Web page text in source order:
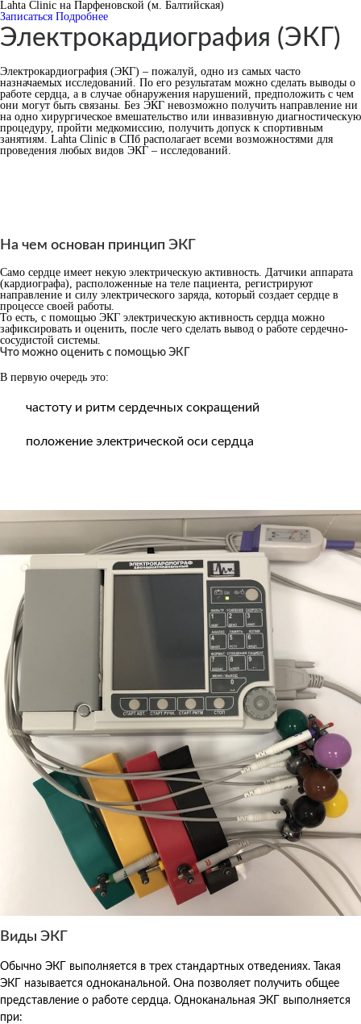
Lahta Clinic на Парфеновской (м. Балтийская)
Записаться Подробнее
Электрокардиография (ЭКГ)
Электрокардиография (ЭКГ) – пожалуй, одно из самых часто
назначаемых исследований. По его результатам можно сделать выводы о
работе сердца, а в случае обнаружения нарушений, предположить с чем
они могут быть связаны. Без ЭКГ невозможно получить направление ни
на одно хирургическое вмешательство или инвазивную диагностическую
процедуру, пройти медкомиссию, получить допуск к спортивным
занятиям. Lahta Clinic в СПб располагает всеми возможностями для
проведения любых видов ЭКГ – исследований.
На чем основан принцип ЭКГ
Само сердце имеет некую электрическую активность. Датчики аппарата
(кардиографа), расположенные на теле пациента, регистрируют
направление и силу электрического заряда, который создает сердце в
процессе своей работы.
То есть, с помощью ЭКГ электрическую активность сердца можно
зафиксировать и оценить, после чего сделать вывод о работе сердечно-
сосудистой системы.
Что можно оценить с помощью ЭКГ
В первую очередь это:
частоту и ритм сердечных сокращений
положение электрической оси сердца
Виды ЭКГ
Обычно ЭКГ выполняется в трех стандартных отведениях. Такая
ЭКГ называется одноканальной. Она позволяет получить общее
представление о работе сердца. Одноканальная ЭКГ выполняется
при: